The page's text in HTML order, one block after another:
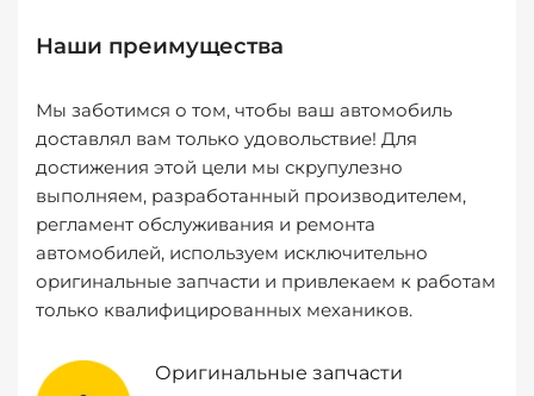
Наши преимущества
Мы заботимся о том, чтобы ваш автомобиль
доставлял вам только удовольствие! Для
достижения этой цели мы скрупулезно
выполняем, разработанный производителем,
регламент обслуживания и ремонта
автомобилей, используем исключительно
оригинальные запчасти и привлекаем к работам
только квалифицированных механиков.
Оригинальные запчасти